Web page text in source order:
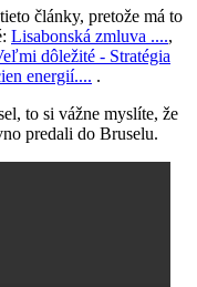
články, pretože má to
Lisabonská zmluva ....,
dôležité - Stratégia
energií.... .
to si vážne myslíte, že
predali do Bruselu.